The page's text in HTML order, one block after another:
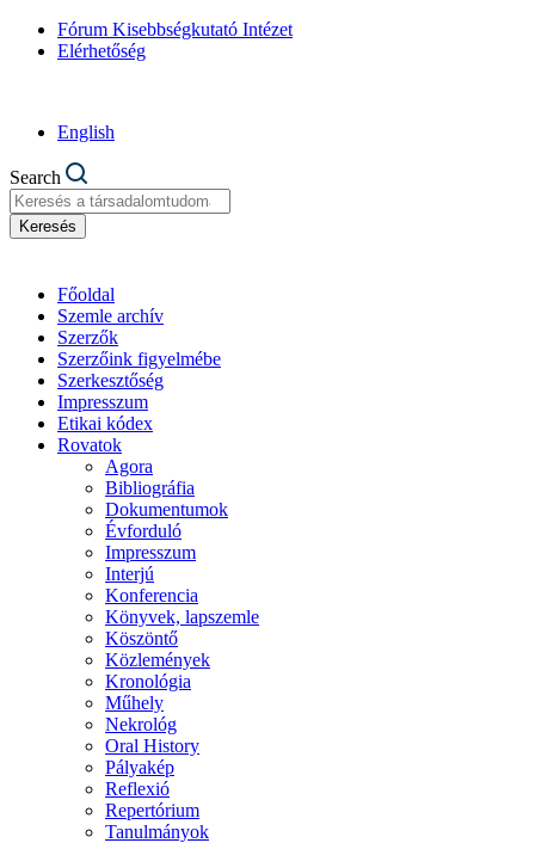
Fórum Kisebbségkutató Intézet
Elérhetőség
English
Search
Keresés
Főoldal
Szemle archív
Szerzők
Szerzőink figyelmébe
Szerkesztőség
Impresszum
Etikai kódex
Rovatok
Agora
Bibliográfia
Dokumentumok
Évforduló
Impresszum
Interjú
Konferencia
Könyvek, lapszemle
Köszöntő
Közlemények
Kronológia
Műhely
Nekrológ
Oral History
Pályakép
Reflexió
Repertórium
Tanulmányok